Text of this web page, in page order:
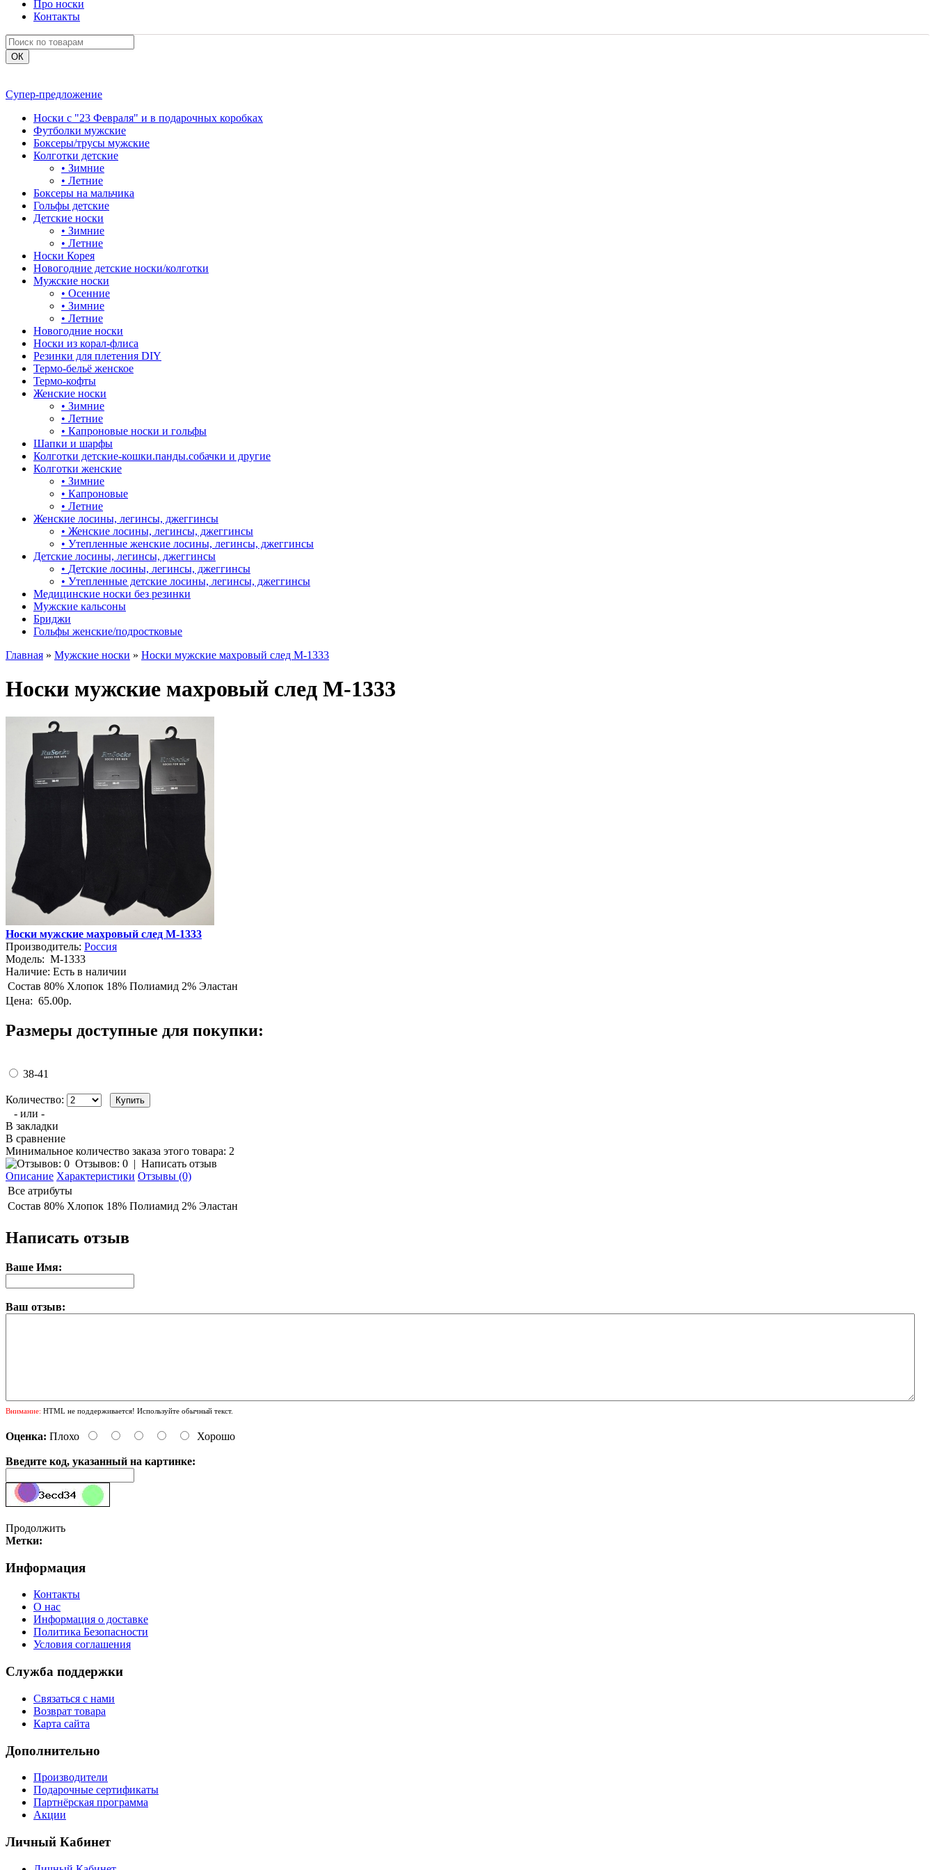
Про носки
Контакты
Супер-предложение
Носки с "23 Февраля" и в подарочных коробках
Футболки мужские
Боксеры/трусы мужские
Колготки детские
• Зимние
• Летние
Боксеры на мальчика
Гольфы детские
Детские носки
• Зимние
• Летние
Носки Корея
Новогодние детские носки/колготки
Мужские носки
• Осенние
• Зимние
• Летние
Новогодние носки
Носки из корал-флиса
Резинки для плетения DIY
Термо-бельё женское
Термо-кофты
Женские носки
• Зимние
• Летние
• Капроновые носки и гольфы
Шапки и шарфы
Колготки детские-кошки.панды.собачки и другие
Колготки женские
• Зимние
• Капроновые
• Летние
Женские лосины, легинсы, джеггинсы
• Женские лосины, легинсы, джеггинсы
• Утепленные женские лосины, легинсы, джеггинсы
Детские лосины, легинсы, джеггинсы
• Детские лосины, легинсы, джеггинсы
• Утепленные детские лосины, легинсы, джеггинсы
Медицинские носки без резинки
Мужские кальсоны
Бриджи
Гольфы женские/подростковые
Главная » Мужские носки » Носки мужские махровый след M-1333
Носки мужские махровый след M-1333
Носки мужские махровый след M-1333
Производитель: Россия
Модель: M-1333
Наличие: Есть в наличии
Состав 80% Хлопок 18% Полиамид 2% Эластан
Цена: 65.00р.
Размеры доступные для покупки:
38-41
Количество:
- или -
В закладки
В сравнение
Минимальное количество заказа этого товара: 2
Отзывов: 0 | Написать отзыв
Описание Характеристики Отзывы (0)
Все атрибуты
Состав 80% Хлопок 18% Полиамид 2% Эластан
Написать отзыв
Ваше Имя:
Ваш отзыв:
Внимание: HTML не поддерживается! Используйте обычный текст.
Оценка: Плохо Хорошо
Введите код, указанный на картинке:
Продолжить
Метки:
Информация
Контакты
О нас
Информация о доставке
Политика Безопасности
Условия соглашения
Служба поддержки
Связаться с нами
Возврат товара
Карта сайта
Дополнительно
Производители
Подарочные сертификаты
Партнёрская программа
Акции
Личный Кабинет